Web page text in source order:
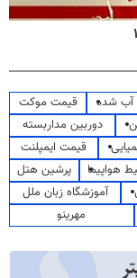
آب شده
قیمت موکت
دوربین مداربسته
قیمت ایمپلنت
هواپیما
پرشین هتل
آموزشگاه زبان ملل
مهرینو